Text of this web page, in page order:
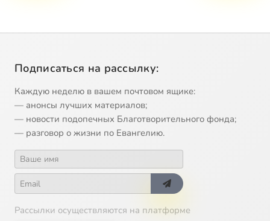
Подписаться на рассылку:
Каждую неделю в вашем почтовом ящике:
— анонсы лучших материалов;
— новости подопечных Благотворительного фонда;
— разговор о жизни по Евангелию.
Рассылки осуществляются на платформе